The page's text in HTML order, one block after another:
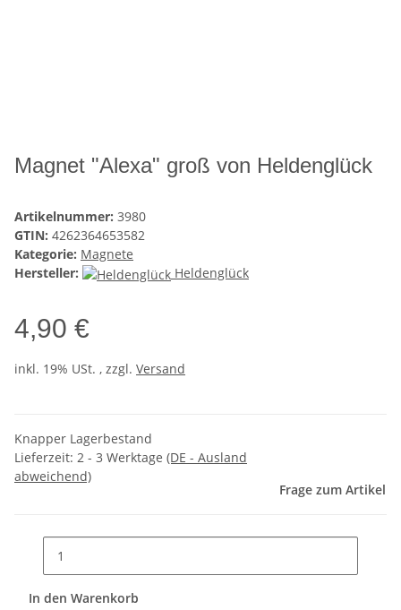
Magnet "Alexa" groß von Heldenglück
Artikelnummer: 3980
GTIN: 4262364653582
Kategorie: Magnete
Hersteller:
Heldenglück
4,90 €
inkl. 19% USt. , zzgl. Versand
Knapper Lagerbestand
Lieferzeit: 2 - 3 Werktage (DE - Ausland
abweichend)
Frage zum Artikel
In den Warenkorb